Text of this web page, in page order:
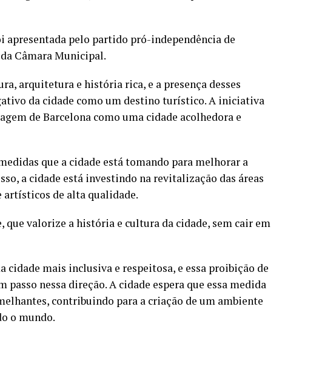
pelo partido pró-independência de
Câmara Municipal.
arquitetura e história rica, e a presença desses
da cidade como um destino turístico. A iniciativa
de Barcelona como uma cidade acolhedora e
que a cidade está tomando para melhorar a
a cidade está investindo na revitalização das áreas
artísticos de alta qualidade.
valorize a história e cultura da cidade, sem cair em
mais inclusiva e respeitosa, e essa proibição de
nessa direção. A cidade espera que essa medida
contribuindo para a criação de um ambiente
o mundo.